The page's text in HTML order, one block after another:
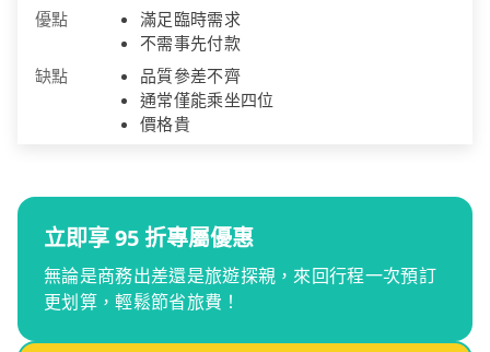
優點
滿足臨時需求
不需事先付款
缺點
品質參差不齊
通常僅能乘坐四位
價格貴
立即享 95 折專屬優惠
無論是商務出差還是旅遊探親，來回行程一次預訂
更划算，輕鬆節省旅費！